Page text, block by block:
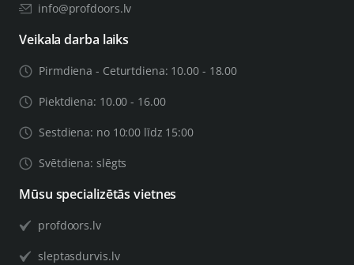
info@profdoors.lv
Veikala darba laiks
Pirmdiena - Ceturtdiena: 10.00 - 18.00
Piektdiena: 10.00 - 16.00
Sestdiena: no 10:00 līdz 15:00
Svētdiena: slēgts
Mūsu specializētās vietnes
profdoors.lv
sleptasdurvis.lv